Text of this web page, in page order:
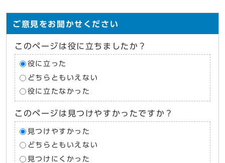
ご意見をお聞かせください
このページは役に立ちましたか？
役に立った
どちらともいえない
役に立たなかった
このページは見つけやすかったですか？
見つけやすかった
どちらともいえない
見つけにくかった